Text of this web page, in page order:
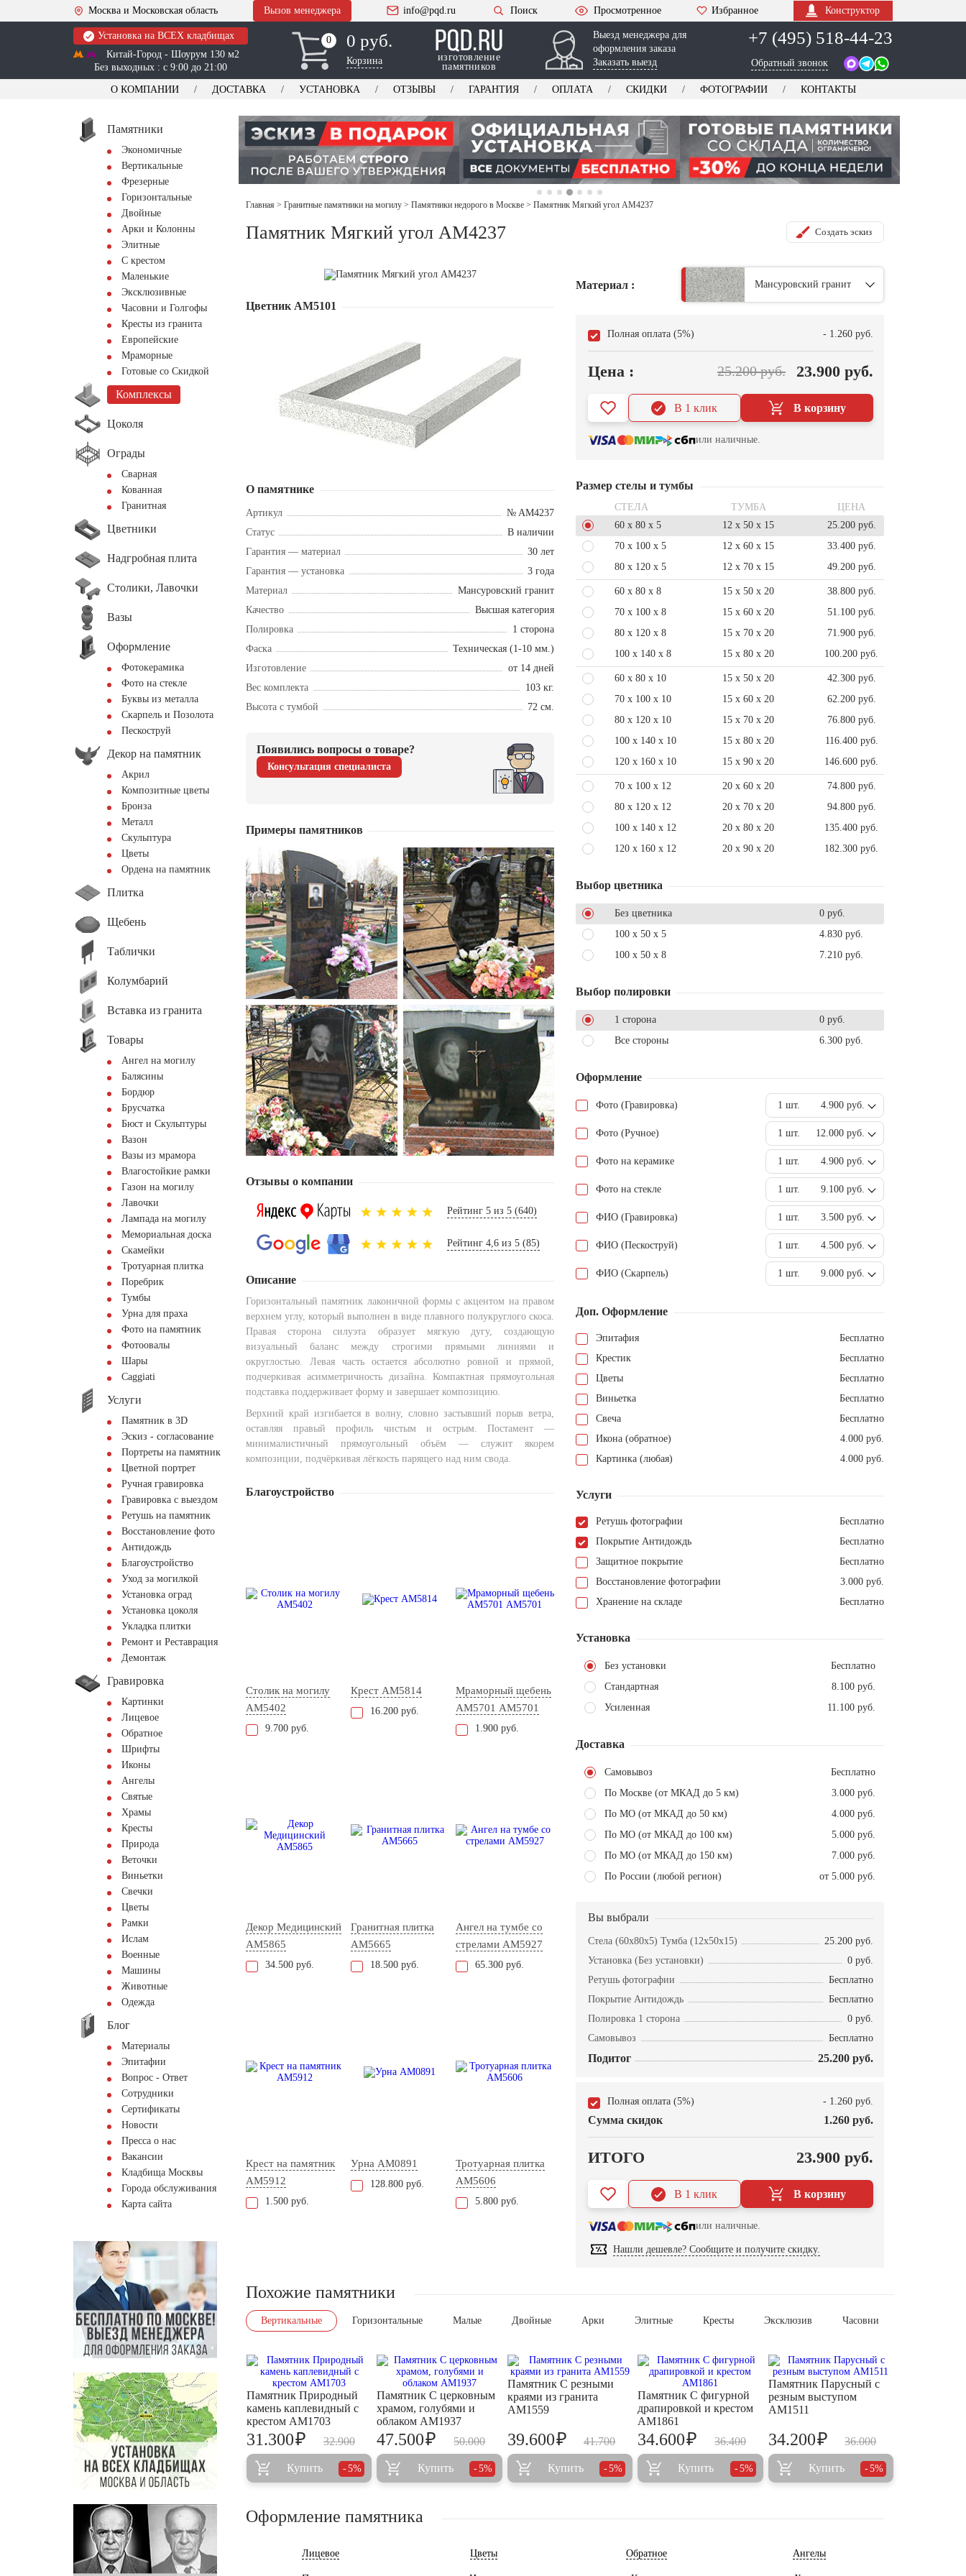
Москва и Московская область Вызов менеджера info@pqd.ru Поиск Просмотренное Избранное Конструктор
Установка на ВСЕХ кладбищах
Китай-Город - Шоурум 130 м2
Без выходных : с 9:00 до 21:00
0
0 0 руб.
Корзина
изготовление
памятников
Выезд менеджера для
оформления заказа
Заказать выезд
+7 (495) 518-44-23
Обратный звонок
О КОМПАНИИ ДОСТАВКА УСТАНОВКА ОТЗЫВЫ ГАРАНТИЯ ОПЛАТА СКИДКИ ФОТОГРАФИИ КОНТАКТЫ
Памятники
Экономичные
Вертикальные
Фрезерные
Горизонтальные
Двойные
Арки и Колонны
Элитные
С крестом
Маленькие
Эксклюзивные
Часовни и Голгофы
Кресты из гранита
Европейские
Мраморные
Готовые со Скидкой
Комплексы
Цоколя
Ограды
Сварная
Кованная
Гранитная
Цветники
Надгробная плита
Столики, Лавочки
Вазы
Оформление
Фотокерамика
Фото на стекле
Буквы из металла
Скарпель и Позолота
Пескоструй
Декор на памятник
Акрил
Композитные цветы
Бронза
Металл
Скульптура
Цветы
Ордена на памятник
Плитка
Щебень
Таблички
Колумбарий
Вставка из гранита
Товары
Ангел на могилу
Балясины
Бордюр
Брусчатка
Бюст и Скульптуры
Вазон
Вазы из мрамора
Влагостойкие рамки
Газон на могилу
Лавочки
Лампада на могилу
Мемориальная доска
Скамейки
Тротуарная плитка
Поребрик
Тумбы
Урна для праха
Фото на памятник
Фотоовалы
Шары
Сaggiati
Услуги
Памятник в 3D
Эскиз - согласование
Портреты на памятник
Цветной портрет
Ручная гравировка
Гравировка с выездом
Ретушь на памятник
Восстановление фото
Антидождь
Благоустройство
Уход за могилкой
Установка оград
Установка цоколя
Укладка плитки
Ремонт и Реставрация
Демонтаж
Гравировка
Картинки
Лицевое
Обратное
Шрифты
Иконы
Ангелы
Святые
Храмы
Кресты
Природа
Веточки
Виньетки
Свечки
Цветы
Рамки
Ислам
Военные
Машины
Животные
Одежда
Блог
Материалы
Эпитафии
Вопрос - Ответ
Сотрудники
Сертификаты
Новости
Пресса о нас
Вакансии
Кладбища Москвы
Города обслуживания
Карта сайта
Главная > Гранитные памятники на могилу > Памятники недорого в Москве > Памятник Мягкий угол AM4237
Памятник Мягкий угол AM4237 Создать эскиз
Цветник АМ5101
О памятнике
Артикул
№ AM4237
Статус
В наличии
Гарантия — материал
30 лет
Гарантия — установка
3 года
Материал
Мансуровский гранит
Качество
Высшая категория
Полировка
1 сторона
Фаска
Техническая (1-10 мм.)
Изготовление
от 14 дней
Вес комплекта
103 кг.
Высота с тумбой
72 см.
Появились вопросы о товаре?
Консультация специалиста
Примеры памятников
Отзывы о компании
Рейтинг 5 из 5 (640)
Рейтинг 4,6 из 5 (85)
Описание
Горизонтальный памятник лаконичной формы с акцентом на правом
верхнем углу, который выполнен в виде плавного полукруглого скоса.
Правая сторона силуэта образует мягкую дугу, создающую
визуальный баланс между строгими прямыми линиями и
округлостью. Левая часть остается абсолютно ровной и прямой,
подчеркивая асимметричность дизайна. Компактная прямоугольная
подставка поддерживает форму и завершает композицию.
Верхний край изгибается в волну, словно застывший порыв ветра,
оставляя правый профиль чистым и острым. Постамент —
минималистичный прямоугольный объём — служит якорем
композиции, подчёркивая лёгкость парящего над ним свода.
Благоустройство
Столик на могилу
AM5402
9.700 руб.
Крест AM5814
16.200 руб.
Мраморный щебень
АМ5701 AM5701
1.900 руб.
Декор Медицинский
AM5865
34.500 руб.
Гранитная плитка
AM5665
18.500 руб.
Ангел на тумбе со
стрелами AM5927
65.300 руб.
Крест на памятник
AM5912
1.500 руб.
Урна AM0891
128.800 руб.
Тротуарная плитка
AM5606
5.800 руб.
Материал : Мансуровский гранит
Полная оплата (5%) - 1.260 руб.
Цена : 25.200 руб. 23.900 руб.
В корзину
В 1 клик
или наличные.
Размер стелы и тумбы
СТЕЛА ТУМБА
ЦЕНА
60 x 80 x 5
12 x 50 x 15
25.200 руб.
70 x 100 x 5
12 x 60 x 15
33.400 руб.
80 x 120 x 5
12 x 70 x 15 49.200 руб.
60 x 80 x 8 15 x 50 x 20
38.800 руб.
70 x 100 x 8
15 x 60 x 20
51.100 руб.
80 x 120 x 8
15 x 70 x 20
71.900 руб.
100 x 140 x 8
15 x 80 x 20 100.200 руб.
60 x 80 x 10 15 x 50 x 20
42.300 руб.
70 x 100 x 10
15 x 60 x 20
62.200 руб.
80 x 120 x 10
15 x 70 x 20
76.800 руб.
100 x 140 x 10
15 x 80 x 20
116.400 руб.
120 x 160 x 10
15 x 90 x 20 146.600 руб.
70 x 100 x 12 20 x 60 x 20
74.800 руб.
80 x 120 x 12
20 x 70 x 20
94.800 руб.
100 x 140 x 12
20 x 80 x 20
135.400 руб.
120 x 160 x 12
20 x 90 x 20 182.300 руб.
Выбор цветника
Без цветника
0 руб.
100 x 50 x 5
4.830 руб.
100 x 50 x 8
7.210 руб.
Выбор полировки
1 сторона
0 руб.
Все стороны
6.300 руб.
Оформление
Фото (Гравировка) 1 шт. 4.900 руб.
Фото (Ручное) 1 шт. 12.000 руб.
Фото на керамике 1 шт. 4.900 руб.
Фото на стекле 1 шт. 9.100 руб.
ФИО (Гравировка) 1 шт. 3.500 руб.
ФИО (Пескоструй) 1 шт. 4.500 руб.
ФИО (Скарпель) 1 шт. 9.000 руб.
Доп. Оформление
Эпитафия
Бесплатно
Крестик
Бесплатно
Цветы
Бесплатно
Виньетка
Бесплатно
Свеча
Бесплатно
Икона (обратное)
4.000 руб.
Картинка (любая)
4.000 руб.
Услуги
Ретушь фотографии
Бесплатно
Покрытие Антидождь
Бесплатно
Защитное покрытие
Бесплатно
Восстановление фотографии
3.000 руб.
Хранение на складе
Бесплатно
Установка
Без установки
Бесплатно
Стандартная
8.100 руб.
Усиленная
11.100 руб.
Доставка
Самовывоз
Бесплатно
По Москве (от МКАД до 5 км)
3.000 руб.
По МО (от МКАД до 50 км)
4.000 руб.
По МО (от МКАД до 100 км)
5.000 руб.
По МО (от МКАД до 150 км)
7.000 руб.
По России (любой регион)
от 5.000 руб.
Вы выбрали
Стела (60x80x5) Тумба (12x50x15)
25.200 руб.
Установка (Без установки)
0 руб.
Ретушь фотографии
Бесплатно
Покрытие Антидождь
Бесплатно
Полировка 1 сторона
0 руб.
Самовывоз
Бесплатно
Подитог 25.200 руб.
Полная оплата (5%) - 1.260 руб.
Сумма скидок 1.260 руб.
ИТОГО 23.900 руб.
В корзину
В 1 клик
или наличные.
Нашли дешевле? Сообщите и получите скидку.
Похожие памятники
Вертикальные Горизонтальные Малые Двойные Арки Элитные Кресты Эксклюзив Часовни
Памятник Природный
камень каплевидный с
крестом AM1703
32.900
31.300₽
Купить 5%
Памятник С церковным
храмом, голубями и
облаком AM1937
50.000
47.500₽
Купить 5%
Памятник С резными
краями из гранита
AM1559
41.700
39.600₽
Купить 5%
Памятник С фигурной
драпировкой и крестом
AM1861
36.400
34.600₽
Купить 5%
Памятник Парусный с
резным выступом
AM1511
36.000
34.200₽
Купить 5%
Оформление памятника
Лицевое Цветы Обратное Ангелы